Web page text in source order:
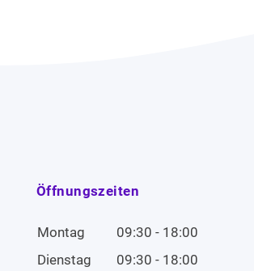
Öffnungszeiten
Montag
09:30 - 18:00
Dienstag
09:30 - 18:00